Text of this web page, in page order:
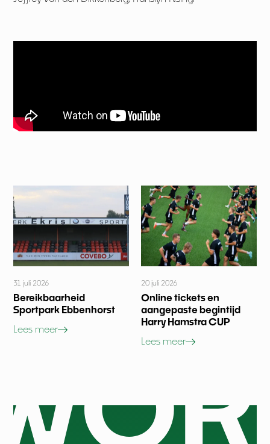
31 juli 2026
Bereikbaarheid
Sportpark Ebbenhorst
Lees meer
20 juli 2026
Online tickets en
aangepaste begintijd
Harry Hamstra CUP
Lees meer